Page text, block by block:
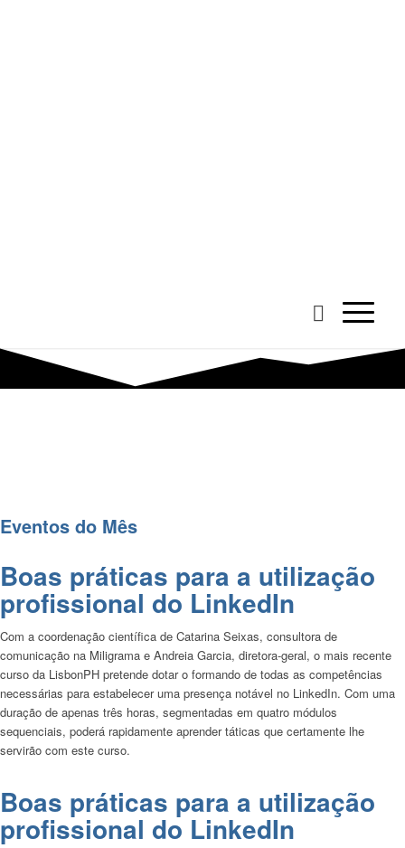
Eventos do Mês
Boas práticas para a utilização
profissional do LinkedIn
Com a coordenação científica de Catarina Seixas, consultora de
comunicação na Miligrama e Andreia Garcia, diretora-geral, o mais recente
curso da LisbonPH pretende dotar o formando de todas as competências
necessárias para estabelecer uma presença notável no LinkedIn. Com uma
duração de apenas três horas, segmentadas em quatro módulos
sequenciais, poderá rapidamente aprender táticas que certamente lhe
servirão com este curso.
Boas práticas para a utilização
profissional do LinkedIn